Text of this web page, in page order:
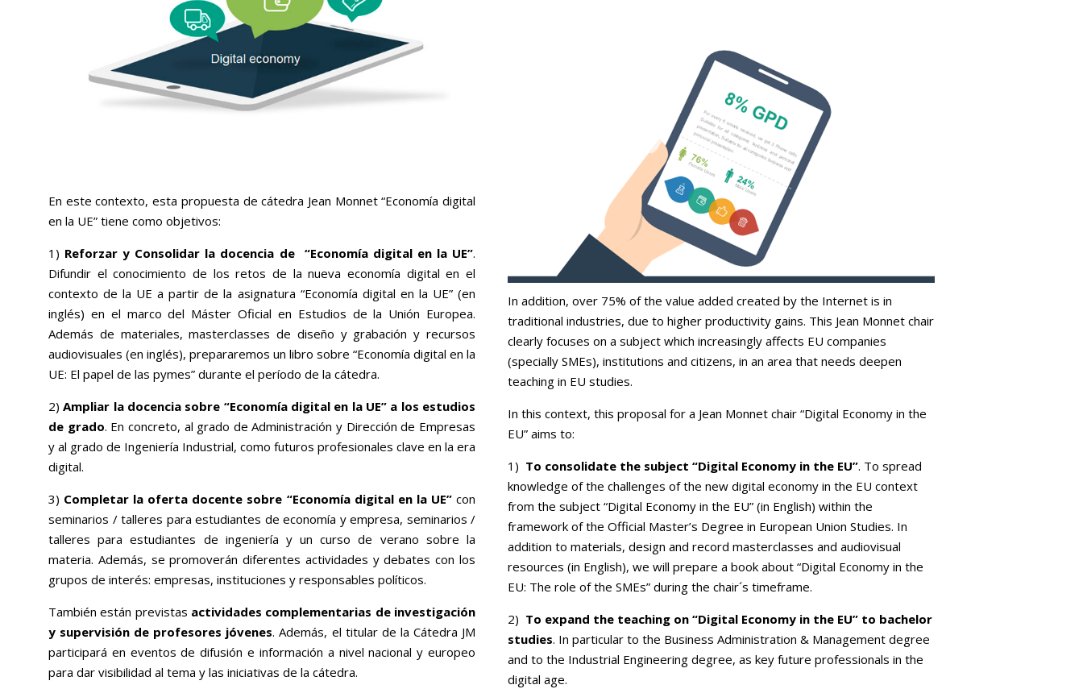
En este contexto, esta propuesta de cátedra Jean Monnet “Economía digital
en la UE” tiene como objetivos:
1) Reforzar y Consolidar la docencia de “Economía digital en la UE”.
Difundir el conocimiento de los retos de la nueva economía digital en el
contexto de la UE a partir de la asignatura “Economía digital en la UE” (en
inglés) en el marco del Máster Oficial en Estudios de la Unión Europea.
Además de materiales, masterclasses de diseño y grabación y recursos
audiovisuales (en inglés), prepararemos un libro sobre “Economía digital en la
UE: El papel de las pymes” durante el período de la cátedra.
2)Ampliar la docencia sobre “Economía digital en la UE” a los estudios
de grado. En concreto, al grado de Administración y Dirección de Empresas
y al grado de Ingeniería Industrial, como futuros profesionales clave en la era
digital.
3) Completar la oferta docente sobre “Economía digital en la UE”con
seminarios / talleres para estudiantes de economía y empresa, seminarios /
talleres para estudiantes de ingeniería y un curso de verano sobre la
materia. Además, se promoverán diferentes actividades y debates con los
grupos de interés: empresas, instituciones y responsables políticos.
También están previstas actividades complementarias de investigación
y supervisión de profesores jóvenes. Además, el titular de la Cátedra JM
participará en eventos de difusión e información a nivel nacional y europeo
para dar visibilidad al tema y las iniciativas de la cátedra.
In addition, over 75% of the value added created by the Internet is in
traditional industries, due to higher productivity gains. This Jean Monnet chair
clearly focuses on a subject which increasingly affects EU companies
(specially SMEs), institutions and citizens, in an area that needs deepen
teaching in EU studies.
In this context, this proposal for a Jean Monnet chair “Digital Economy in the
EU” aims to:
1) To consolidate the subject “Digital Economy in the EU”. To spread
knowledge of the challenges of the new digital economy in the EU context
from the subject “Digital Economy in the EU” (in English) within the
framework of the Official Master’s Degree in European Union Studies. In
addition to materials, design and record masterclasses and audiovisual
resources (in English), we will prepare a book about “Digital Economy in the
EU: The role of the SMEs” during the chair´s timeframe.
2) To expand the teaching on “Digital Economy in the EU” to bachelor
studies. In particular to the Business Administration & Management degree
and to the Industrial Engineering degree, as key future professionals in the
digital age.